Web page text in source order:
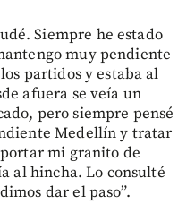
Siempre he estado
muy pendiente
partidos y estaba al
afuera se veía un
pero siempre pensé
Medellín y tratar
mi granito de
al hincha. Lo consulté
dar el paso”.